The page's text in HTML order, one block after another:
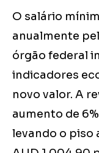
O salário
anualmente
órgão federal
indicadores
novo valor. A
aumento de
levando o piso